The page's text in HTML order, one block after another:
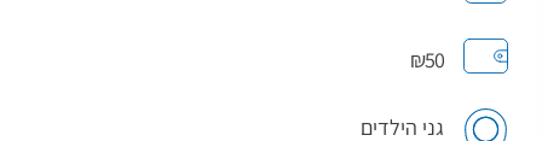
₪50
גני הילדים